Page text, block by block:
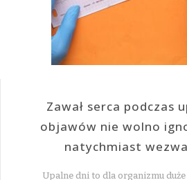
Zawał serca podczas
objawów nie wolno
natychmiast
Upalne dni to dla organizmu